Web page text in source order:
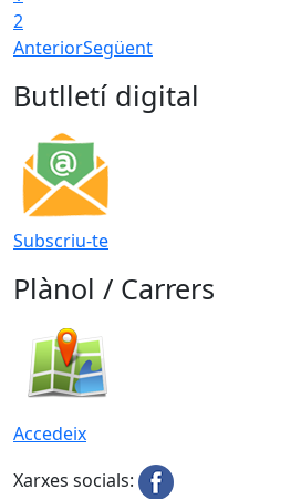
2
AnteriorSegüent
Butlletí digital
Subscriu-te
Plànol / Carrers
Accedeix
Xarxes socials: